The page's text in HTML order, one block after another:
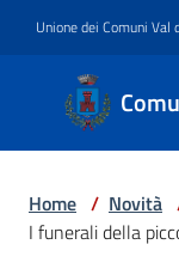
Unione dei Comuni Val
Comune
di
Vernio
Home / Novità
I funerali della